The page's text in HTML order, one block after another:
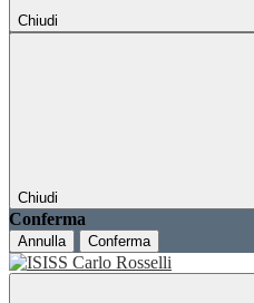
Chiudi
Chiudi
Conferma
Annulla Conferma